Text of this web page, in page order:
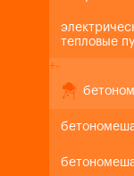
тепловые
+-